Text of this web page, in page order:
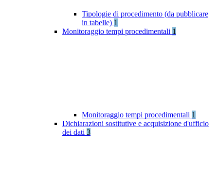
Tipologie di procedimento (da pubblicare
in tabelle) 1
Monitoraggio tempi procedimentali 1
Monitoraggio tempi procedimentali 1
Dichiarazioni sostitutive e acquisizione d'ufficio
dei dati 3